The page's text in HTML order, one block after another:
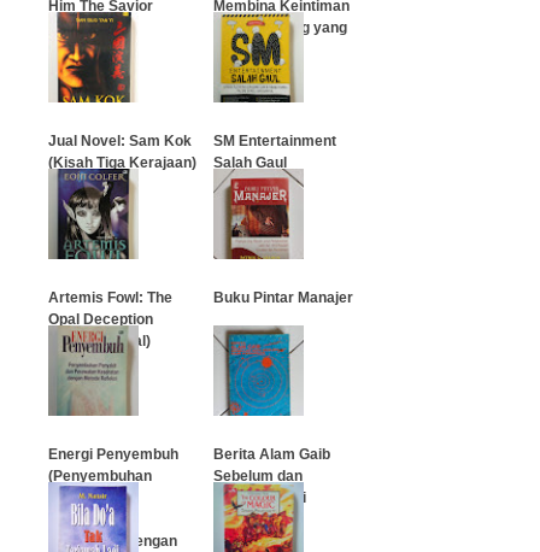
Him The Savior
…
Membina Keintiman
dengan Orang yang
Anda Kasihi
…
Jual Novel: Sam Kok
(Kisah Tiga Kerajaan)
…
SM Entertainment
Salah Gaul
Artemis Fowl: The
Opal Deception
(Muslihat Opal)
Buku Pintar Manajer
…
Energi Penyembuh
(Penyembuhan
Penyakit dan
Perawatan
Kesehatan dengan
Berita Alam Gaib
Sebelum dan
Sesudah Hari
Kemudian